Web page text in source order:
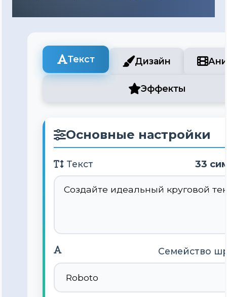
Текст Дизайн
Эффекты
Основные настройки
Текст 33
Семейство